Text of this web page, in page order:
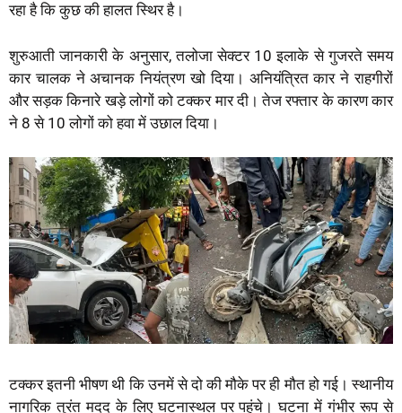
रहा है कि कुछ की हालत स्थिर है।
शुरुआती जानकारी के अनुसार, तलोजा सेक्टर 10 इलाके से गुजरते समय
कार चालक ने अचानक नियंत्रण खो दिया। अनियंत्रित कार ने राहगीरों
और सड़क किनारे खड़े लोगों को टक्कर मार दी। तेज रफ्तार के कारण कार
ने 8 से 10 लोगों को हवा में उछाल दिया।
टक्कर इतनी भीषण थी कि उनमें से दो की मौके पर ही मौत हो गई। स्थानीय
नागरिक तुरंत मदद के लिए घटनास्थल पर पहुंचे। घटना में गंभीर रूप से